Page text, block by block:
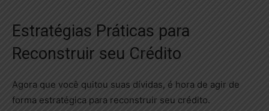
Estratégias Práticas para
Reconstruir seu Crédito
Agora que você quitou suas dívidas, é hora de agir de
forma estratégica para reconstruir seu crédito.